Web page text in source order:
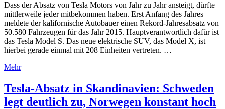
Dass der Absatz von Tesla Motors von Jahr zu Jahr ansteigt, dürfte
mittlerweile jeder mitbekommen haben. Erst Anfang des Jahres
meldete der kalifornische Autobauer einen Rekord-Jahresabsatz von
50.580 Fahrzeugen für das Jahr 2015. Hauptverantwortlich dafür ist
das Tesla Model S. Das neue elektrische SUV, das Model X, ist
hierbei gerade einmal mit 208 Einheiten vertreten. …
Mehr
Tesla-Absatz in Skandinavien: Schweden
legt deutlich zu, Norwegen konstant hoch